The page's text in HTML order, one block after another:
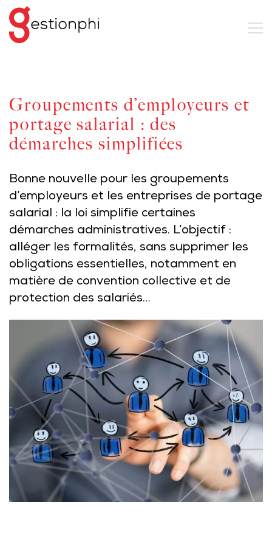
Groupements d’employeurs et
portage salarial : des
démarches simplifiées
Bonne nouvelle pour les groupements
d’employeurs et les entreprises de portage
salarial : la loi simplifie certaines
démarches administratives. L’objectif :
alléger les formalités, sans supprimer les
obligations essentielles, notamment en
matière de convention collective et de
protection des salariés…